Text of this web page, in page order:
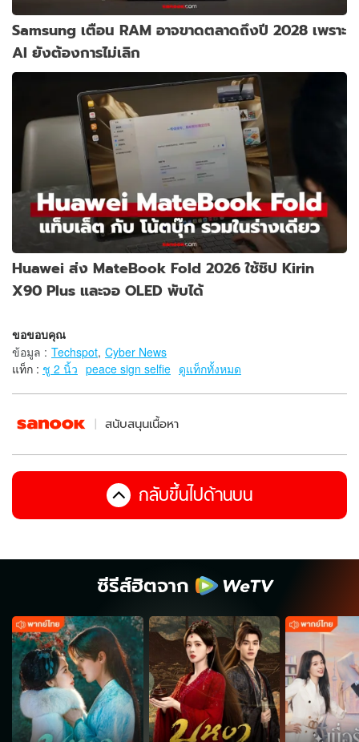
Samsung เตือน RAM อาจขาดตลาดถึงปี 2028 เพราะ
AI ยังต้องการไม่เลิก
Huawei ส่ง MateBook Fold 2026 ใช้ชิป Kirin
X90 Plus และจอ OLED พับได้
ขอขอบคุณ
ข้อมูล : Techspot, Cyber News
แท็ก : ชู 2 นิ้ว peace sign selfie ดูแท็กทั้งหมด
สนับสนุนเนื้อหา
กลับขึ้นไปด้านบน
ซีรีส์ฮิตจาก